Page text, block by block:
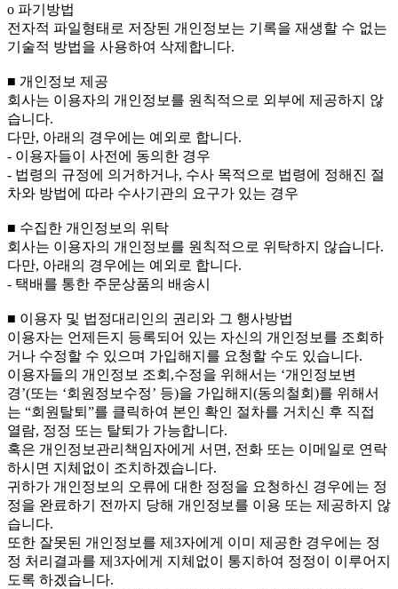
ο 파기방법
전자적 파일형태로 저장된 개인정보는 기록을 재생할 수 없는
기술적 방법을 사용하여 삭제합니다.
■ 개인정보 제공
회사는 이용자의 개인정보를 원칙적으로 외부에 제공하지 않
습니다.
다만, 아래의 경우에는 예외로 합니다.
- 이용자들이 사전에 동의한 경우
- 법령의 규정에 의거하거나, 수사 목적으로 법령에 정해진 절
차와 방법에 따라 수사기관의 요구가 있는 경우
■ 수집한 개인정보의 위탁
회사는 이용자의 개인정보를 원칙적으로 위탁하지 않습니다.
다만, 아래의 경우에는 예외로 합니다.
- 택배를 통한 주문상품의 배송시
■ 이용자 및 법정대리인의 권리와 그 행사방법
이용자는 언제든지 등록되어 있는 자신의 개인정보를 조회하
거나 수정할 수 있으며 가입해지를 요청할 수도 있습니다.
이용자들의 개인정보 조회,수정을 위해서는 ‘개인정보변
경’(또는 ‘회원정보수정’ 등)을 가입해지(동의철회)를 위해서
는 “회원탈퇴”를 클릭하여 본인 확인 절차를 거치신 후 직접
열람, 정정 또는 탈퇴가 가능합니다.
혹은 개인정보관리책임자에게 서면, 전화 또는 이메일로 연락
하시면 지체없이 조치하겠습니다.
귀하가 개인정보의 오류에 대한 정정을 요청하신 경우에는 정
정을 완료하기 전까지 당해 개인정보를 이용 또는 제공하지 않
습니다.
또한 잘못된 개인정보를 제3자에게 이미 제공한 경우에는 정
정 처리결과를 제3자에게 지체없이 통지하여 정정이 이루어지
도록 하겠습니다.